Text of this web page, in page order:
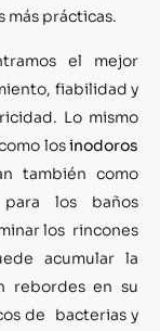
más prácticas.
el mejor
fiabilidad y
Lo mismo
losinodoros
también como
para los baños
los rincones
acumular la
rebordes en su
de bacterias y